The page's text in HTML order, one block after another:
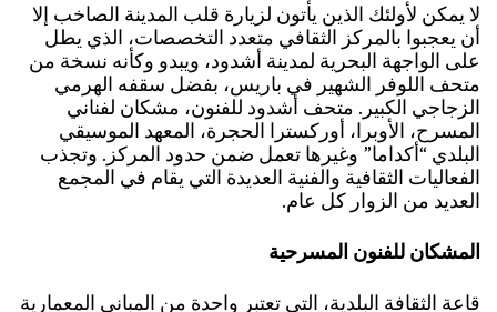
لا يمكن لأولئك الذين يأتون لزيارة قلب المدينة الصاخب إلا
أن يعجبوا بالمركز الثقافي متعدد التخصصات، الذي يطل
على الواجهة البحرية لمدينة أشدود، ويبدو وكأنه نسخة من
متحف اللوفر الشهير في باريس، بفضل سقفه الهرمي
الزجاجي الكبير. متحف أشدود للفنون، مشكان لفناني
المسرح، الأوبرا، أوركسترا الحجرة، المعهد الموسيقي
البلدي “أكداما” وغيرها تعمل ضمن حدود المركز. وتجذب
الفعاليات الثقافية والفنية العديدة التي يقام في المجمع
العديد من الزوار كل عام.
المشكان للفنون المسرحية
قاعة الثقافة البلدية، التي تعتبر واحدة من المباني المعمارية